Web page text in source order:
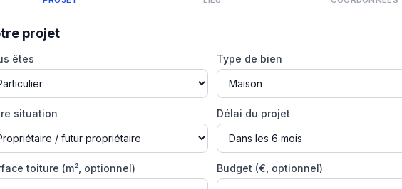
projet
êtes Type de bien
situation Délai du projet
toiture (m², optionnel) Budget (€, optionnel)